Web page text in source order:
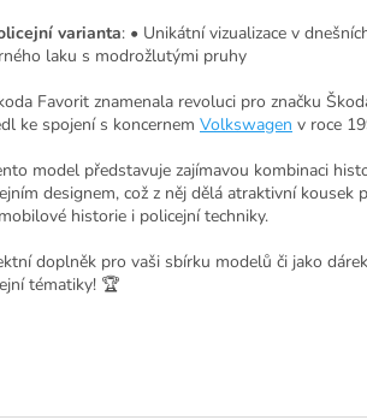
varianta: • Unikátní vizualizace v
laku s modrožlutými pruhy
Favorit znamenala revoluci pro značku
ke spojení s koncernem Volkswagen v roce
model představuje zajímavou kombinaci
designem, což z něj dělá atraktivní kousek
historie i policejní techniky.
doplněk pro vaši sbírku modelů či jako
tématiky! 🏆